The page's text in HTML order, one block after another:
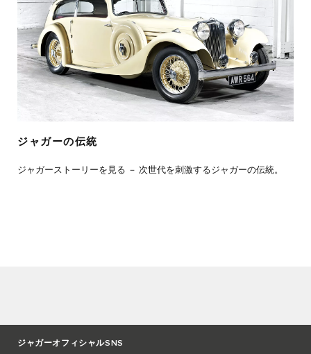
ジャガーの伝統
ジャガーストーリーを見る － 次世代を刺激するジャガーの伝統。
ジャガーオフィシャルSNS